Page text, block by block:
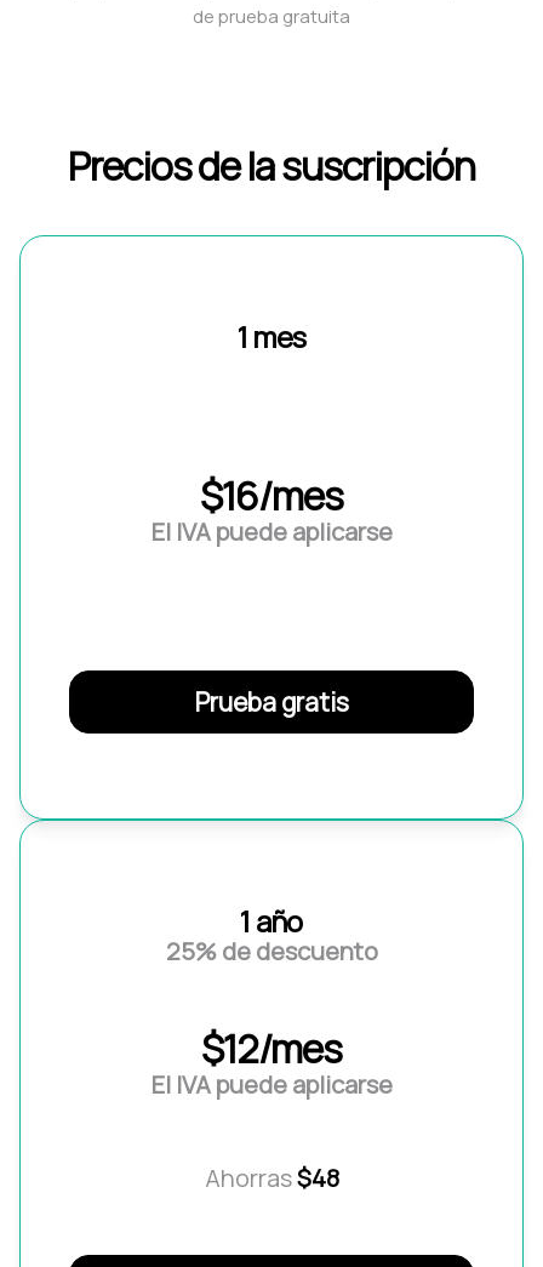
de prueba gratuita
Precios de la suscripción
1 mes
$16/mes
El IVA puede aplicarse
Prueba gratis
1 año
25% de descuento
$12/mes
El IVA puede aplicarse
Ahorras$48